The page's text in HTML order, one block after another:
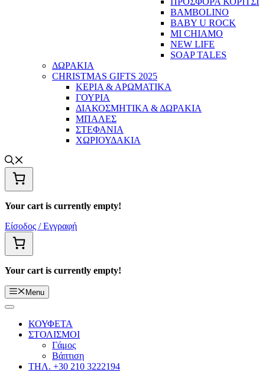
BAMBOLINO
BABY U ROCK
MI CHIAMO
NEW LIFE
SOAP TALES
ΔΩΡΑΚΙΑ
CHRISTMAS GIFTS 2025
ΚΕΡΙΑ & ΑΡΩΜΑΤΙΚΑ
ΓΟΥΡΙΑ
ΔΙΑΚΟΣΜΗΤΙΚΑ & ΔΩΡΑΚΙΑ
ΜΠΑΛΕΣ
ΣΤΕΦΑΝΙΑ
ΧΩΡΙΟΥΔΑΚΙΑ
Your cart is currently empty!
Είσοδος / Εγγραφή
Your cart is currently empty!
Menu
ΚΟΥΦΕΤΑ
ΣΤΟΛΙΣΜΟΙ
Γάμος
Βάπτιση
ΤΗΛ. +30 210 3222194